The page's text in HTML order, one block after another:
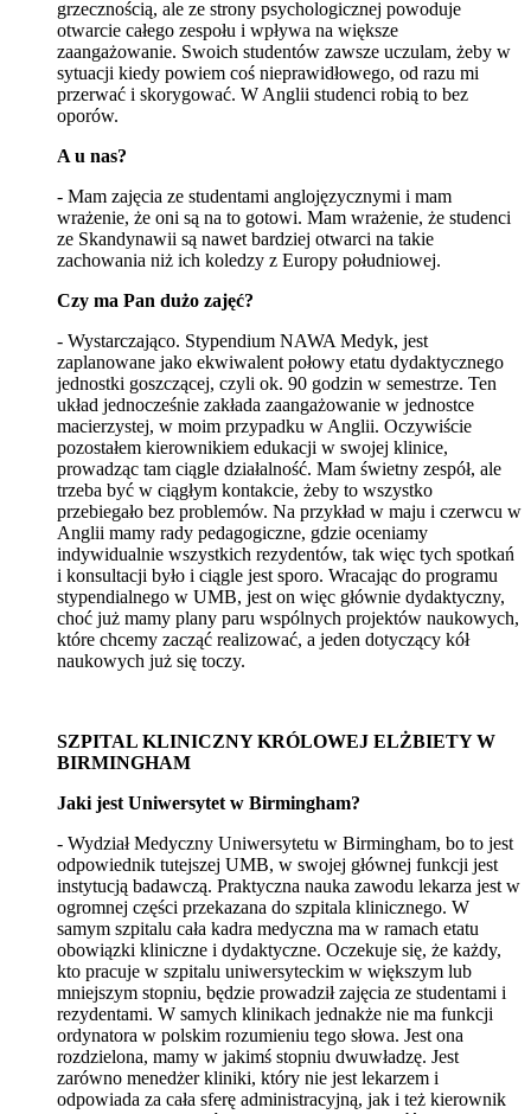
grzecznością, ale ze strony psychologicznej powoduje
otwarcie całego zespołu i wpływa na większe
zaangażowanie. Swoich studentów zawsze uczulam, żeby w
sytuacji kiedy powiem coś nieprawidłowego, od razu mi
przerwać i skorygować. W Anglii studenci robią to bez
oporów.
A u nas?
- Mam zajęcia ze studentami anglojęzycznymi i mam
wrażenie, że oni są na to gotowi. Mam wrażenie, że studenci
ze Skandynawii są nawet bardziej otwarci na takie
zachowania niż ich koledzy z Europy południowej.
Czy ma Pan dużo zajęć?
- Wystarczająco. Stypendium NAWA Medyk, jest
zaplanowane jako ekwiwalent połowy etatu dydaktycznego
jednostki goszczącej, czyli ok. 90 godzin w semestrze. Ten
układ jednocześnie zakłada zaangażowanie w jednostce
macierzystej, w moim przypadku w Anglii. Oczywiście
pozostałem kierownikiem edukacji w swojej klinice,
prowadząc tam ciągle działalność. Mam świetny zespół, ale
trzeba być w ciągłym kontakcie, żeby to wszystko
przebiegało bez problemów. Na przykład w maju i czerwcu w
Anglii mamy rady pedagogiczne, gdzie oceniamy
indywidualnie wszystkich rezydentów, tak więc tych spotkań
i konsultacji było i ciągle jest sporo. Wracając do programu
stypendialnego w UMB, jest on więc głównie dydaktyczny,
choć już mamy plany paru wspólnych projektów naukowych,
które chcemy zacząć realizować, a jeden dotyczący kół
naukowych już się toczy.
SZPITAL KLINICZNY KRÓLOWEJ ELŻBIETY W
BIRMINGHAM
Jaki jest Uniwersytet w Birmingham?
- Wydział Medyczny Uniwersytetu w Birmingham, bo to jest
odpowiednik tutejszej UMB, w swojej głównej funkcji jest
instytucją badawczą. Praktyczna nauka zawodu lekarza jest w
ogromnej części przekazana do szpitala klinicznego. W
samym szpitalu cała kadra medyczna ma w ramach etatu
obowiązki kliniczne i dydaktyczne. Oczekuje się, że każdy,
kto pracuje w szpitalu uniwersyteckim w większym lub
mniejszym stopniu, będzie prowadził zajęcia ze studentami i
rezydentami. W samych klinikach jednakże nie ma funkcji
ordynatora w polskim rozumieniu tego słowa. Jest ona
rozdzielona, mamy w jakimś stopniu dwuwładzę. Jest
zarówno menedżer kliniki, który nie jest lekarzem i
odpowiada za cała sferę administracyjną, jak i też kierownik